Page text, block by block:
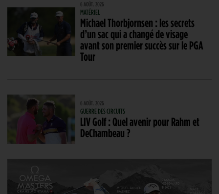
6 AOÛT. 2026
MATÉRIEL
Michael Thorbjornsen : les secrets
d’un sac qui a changé de visage
avant son premier succès sur le PGA
Tour
6 AOÛT. 2026
GUERRE DES CIRCUITS
LIV Golf : Quel avenir pour Rahm et
DeChambeau ?